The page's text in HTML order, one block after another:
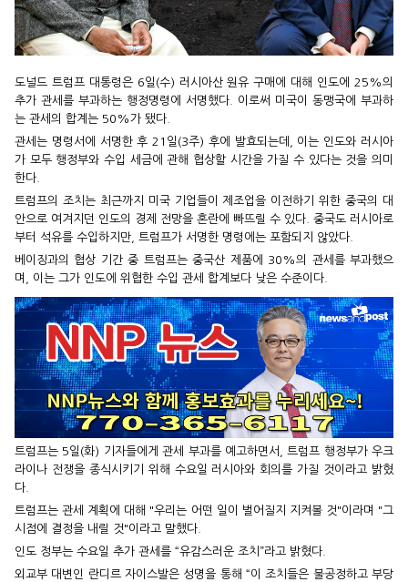
도널드 트럼프 대통령은 6일(수) 러시아산 원유 구매에 대해 인도에 25%의
추가 관세를 부과하는 행정명령에 서명했다. 이로써 미국이 동맹국에 부과하
는 관세의 합계는 50%가 됐다.
관세는 명령서에 서명한 후 21일(3주) 후에 발효되는데, 이는 인도와 러시아
가 모두 행정부와 수입 세금에 관해 협상할 시간을 가질 수 있다는 것을 의미
한다.
트럼프의 조치는 최근까지 미국 기업들이 제조업을 이전하기 위한 중국의 대
안으로 여겨지던 인도의 경제 전망을 혼란에 빠뜨릴 수 있다. 중국도 러시아로
부터 석유를 수입하지만, 트럼프가 서명한 명령에는 포함되지 않았다.
베이징과의 협상 기간 중 트럼프는 중국산 제품에 30%의 관세를 부과했으
며, 이는 그가 인도에 위협한 수입 관세 합계보다 낮은 수준이다.
트럼프는 5일(화) 기자들에게 관세 부과를 예고하면서, 트럼프 행정부가 우크
라이나 전쟁을 종식시키기 위해 수요일 러시아와 회의를 가질 것이라고 밝혔
다.
트럼프는 관세 계획에 대해 "우리는 어떤 일이 벌어질지 지켜볼 것"이라며 "그
시점에 결정을 내릴 것"이라고 말했다.
인도 정부는 수요일 추가 관세를 “유감스러운 조치”라고 밝혔다.
외교부 대변인 란디르 자이스발은 성명을 통해 “이 조치들은 불공정하고 부당